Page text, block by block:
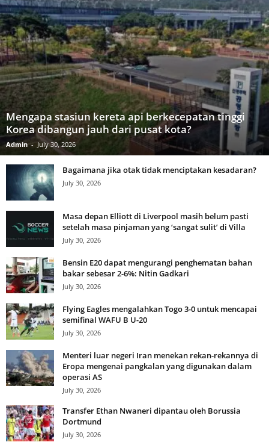
Mengapa stasiun kereta api berkecepatan tinggi
Korea dibangun jauh dari pusat kota?
Admin - July 30, 2026
Bagaimana jika otak tidak menciptakan kesadaran?
July 30, 2026
Masa depan Elliott di Liverpool masih belum pasti
setelah masa pinjaman yang ‘sangat sulit’ di Villa
July 30, 2026
Bensin E20 dapat mengurangi penghematan bahan
bakar sebesar 2-6%: Nitin Gadkari
July 30, 2026
Flying Eagles mengalahkan Togo 3-0 untuk mencapai
semifinal WAFU B U-20
July 30, 2026
Menteri luar negeri Iran menekan rekan-rekannya di
Eropa mengenai pangkalan yang digunakan dalam
operasi AS
July 30, 2026
Transfer Ethan Nwaneri dipantau oleh Borussia
Dortmund
July 30, 2026